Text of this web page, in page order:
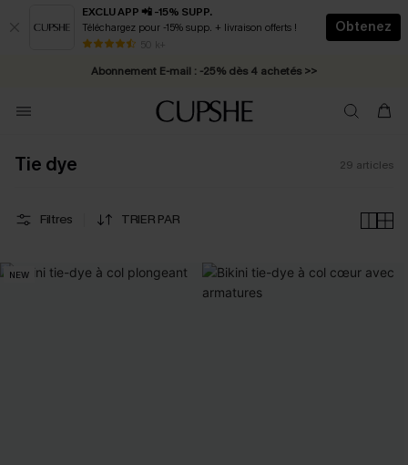
EXCLU APP 📲 -15% SUPP.
Téléchargez pour -15% supp. + livraison offerts !
50 k+
Obtenez
* Livraison éclair 2-3 jours ouvrés >>
Abonnement E-mail : -25% dès 4 achetés >>
Tie dye 29 articles
Filtres TRIER PAR
NEW